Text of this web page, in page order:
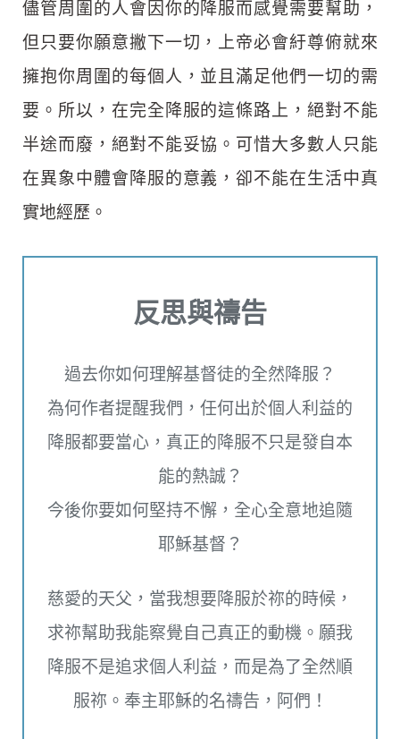
儘管周圍的人會因你的降服而感覺需要幫助，
但只要你願意撇下一切，上帝必會紆尊俯就來
擁抱你周圍的每個人，並且滿足他們一切的需
要。所以，在完全降服的這條路上，絕對不能
半途而廢，絕對不能妥協。可惜大多數人只能
在異象中體會降服的意義，卻不能在生活中真
實地經歷。
反思與禱告
過去你如何理解基督徒的全然降服？
為何作者提醒我們，任何出於個人利益的
降服都要當心，真正的降服不只是發自本
能的熱誠？
今後你要如何堅持不懈，全心全意地追隨
耶穌基督？
慈愛的天父，當我想要降服於祢的時候，
求祢幫助我能察覺自己真正的動機。願我
降服不是追求個人利益，而是為了全然順
服祢。奉主耶穌的名禱告，阿們！